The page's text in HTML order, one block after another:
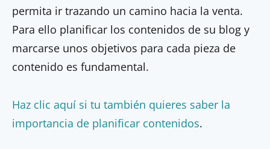
permita ir trazando un camino hacia la venta.
Para ello planificar los contenidos de su blog y
marcarse unos objetivos para cada pieza de
contenido es fundamental.
Haz clic aquí si tu también quieres saber la
importancia de planificar contenidos.